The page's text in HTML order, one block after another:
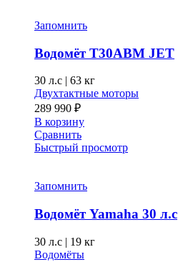
выбрать
на
товара.
Запомнить
Водомёт T30ABM JET
30 л.с | 63 кг
Двухтактные моторы
289 990 ₽
В корзину
Сравнить
Быстрый просмотр
Запомнить
Водомёт Yamaha 30 л.с
30 л.с | 19 кг
Водомёты